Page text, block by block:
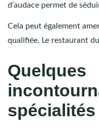
d’audace permet de
Cela peut également
qualifiée. Le restaurant
Quelques